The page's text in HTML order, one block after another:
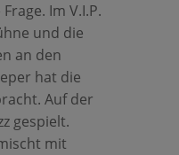
Im V.I.P.
und die
an den
hat die
Auf der
gespielt.
mit